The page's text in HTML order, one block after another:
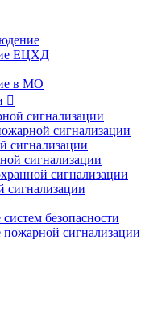
ЕЦХД
в МО

сигнализации
сигнализации
сигнализации
сигнализации
сигнализации
сигнализации
безопасности
сигнализации